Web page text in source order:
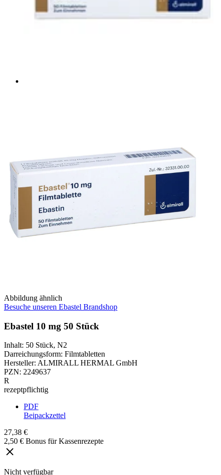
Abbildung ähnlich
Besuche unseren Ebastel Brandshop
Ebastel 10 mg 50 Stück
Inhalt: 50 Stück, N2
Darreichungsform: Filmtabletten
Hersteller: ALMIRALL HERMAL GmbH
PZN: 2249637
R
rezeptpflichtig
PDF
Beipackzettel
27,38 €
2,50 € Bonus für Kassenrezepte
Nicht verfügbar